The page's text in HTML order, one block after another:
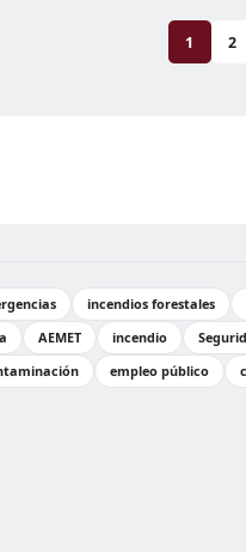
1 2
incendios forestales
AEMET incendio
empleo público